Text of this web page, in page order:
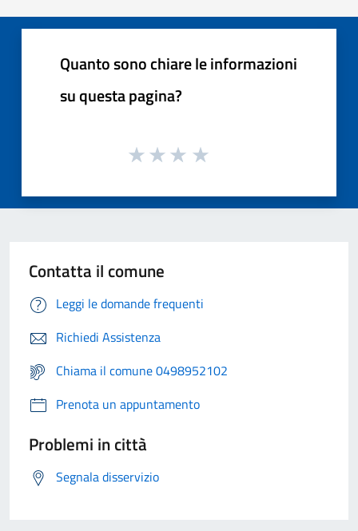
Quanto sono chiare le informazioni
su questa pagina?
Contatta il comune
Leggi le domande frequenti
Richiedi Assistenza
Chiama il comune 0498952102
Prenota un appuntamento
Problemi in città
Segnala disservizio